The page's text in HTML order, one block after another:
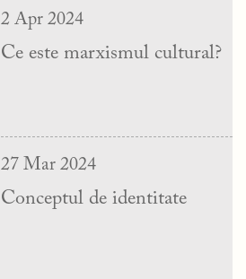
2 Apr 2024
Ce este marxismul cultural?
27 Mar 2024
Conceptul de identitate